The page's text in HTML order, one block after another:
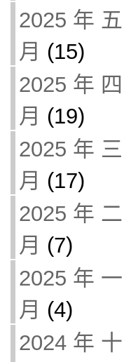
2025 年 五
月 (15)
2025 年 四
月 (19)
2025 年 三
月 (17)
2025 年 二
月 (7)
2025 年 一
月 (4)
2024 年 十